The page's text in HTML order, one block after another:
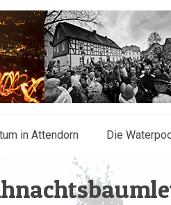
in Attendorn Die